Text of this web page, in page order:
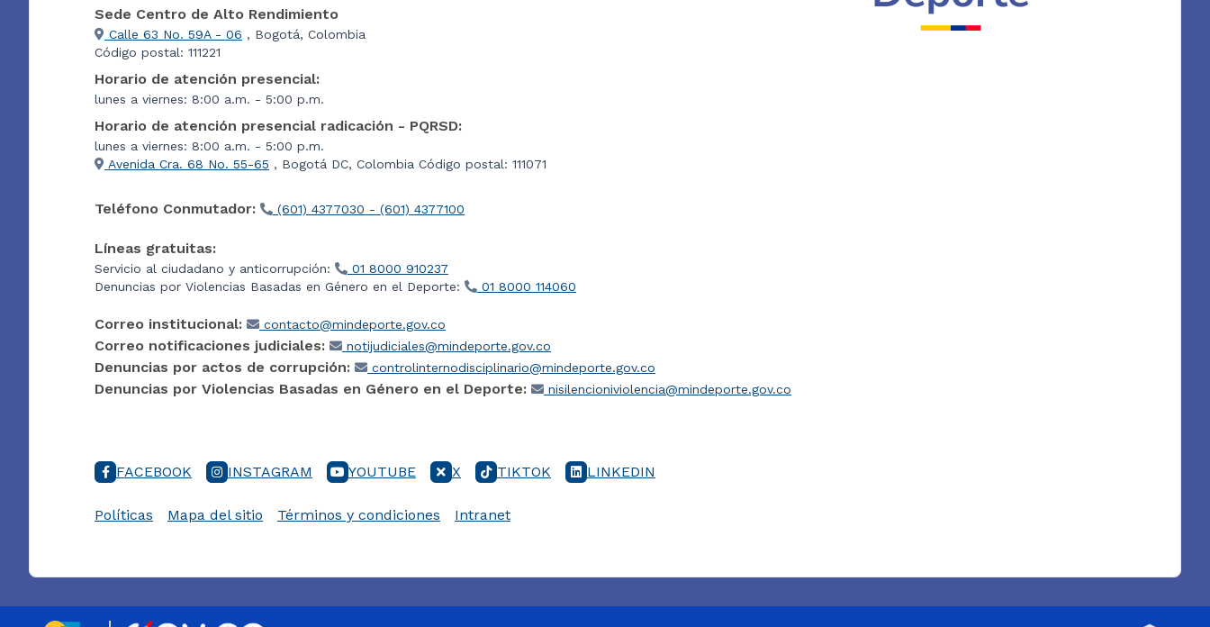
Sede Centro de Alto Rendimiento
Calle 63 No. 59A - 06 , Bogotá, Colombia
Código postal: 111221
Horario de atención presencial:
lunes a viernes: 8:00 a.m. - 5:00 p.m.
Horario de atención presencial radicación - PQRSD:
lunes a viernes: 8:00 a.m. - 5:00 p.m.
Avenida Cra. 68 No. 55-65 , Bogotá DC, Colombia Código postal: 111071
Teléfono Conmutador: (601) 4377030 - (601) 4377100
Líneas gratuitas:
Servicio al ciudadano y anticorrupción:
01 8000 910237
Denuncias por Violencias Basadas en Género en el Deporte:
01 8000 114060
Correo institucional: contacto@mindeporte.gov.co
Correo notificaciones judiciales: notijudiciales@mindeporte.gov.co
Denuncias por actos de corrupción: controlinternodisciplinario@mindeporte.gov.co
Denuncias por Violencias Basadas en Género en el Deporte: nisilencioniviolencia@mindeporte.gov.co
FACEBOOK INSTAGRAM YOUTUBE X TIKTOK LINKEDIN
Políticas Mapa del sitio Términos y condiciones Intranet